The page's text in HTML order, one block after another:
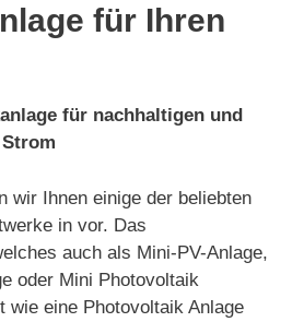
für Ihren
für nachhaltigen und
wir Ihnen einige der beliebten
in vor. Das
auch als Mini-PV-Anlage,
oder Mini Photovoltaik
wie eine Photovoltaik Anlage